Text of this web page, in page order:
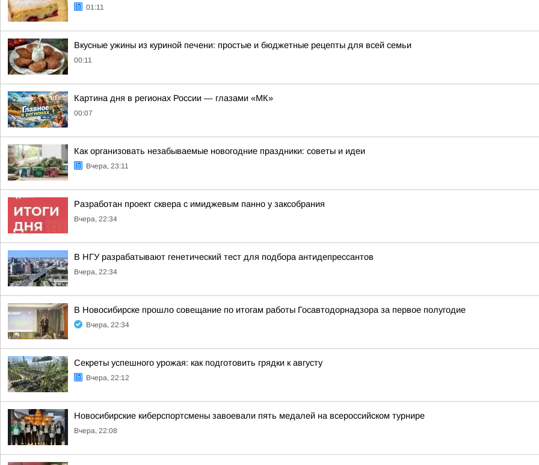
01:11
Вкусные ужины из куриной печени: простые и бюджетные рецепты для всей семьи
00:11
Картина дня в регионах России — глазами «МК»
00:07
Как организовать незабываемые новогодние праздники: советы и идеи
Вчера, 23:11
Разработан проект сквера с имиджевым панно у заксобрания
Вчера, 22:34
В НГУ разрабатывают генетический тест для подбора антидепрессантов
Вчера, 22:34
В Новосибирске прошло совещание по итогам работы Госавтодорнадзора за первое полугодие
Вчера, 22:34
Секреты успешного урожая: как подготовить грядки к августу
Вчера, 22:12
Новосибирские киберспортсмены завоевали пять медалей на всероссийском турнире
Вчера, 22:08